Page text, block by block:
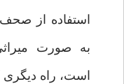
استفاده از
به صورت
است، راه